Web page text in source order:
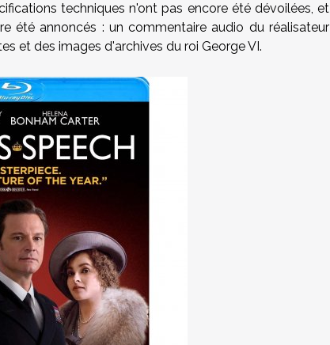
techniques n'ont pas encore été dévoilées, et
été annoncés : un commentaire audio du réalisateur
et des images d'archives du roi George VI.